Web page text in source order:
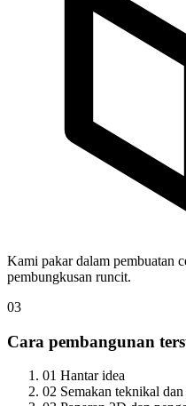
Kami pakar dalam pembuatan
pembungkusan runcit.
03
Cara pembangunan
01 Hantar idea
02 Semakan teknikal dan